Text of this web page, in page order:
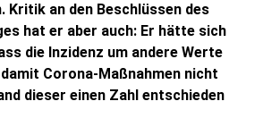
Kritik an den Beschlüssen des
hat er aber auch: Er hätte sich
die Inzidenz um andere Werte
Corona-Maßnahmen nicht
dieser einen Zahl entschieden